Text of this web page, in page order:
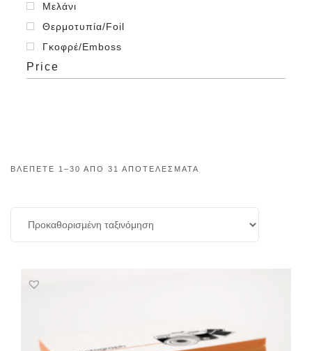
Μελάνι
Θερμοτυπία/Foil
Γκοφρέ/Emboss
Price
ΒΛΈΠΕΤΕ 1–30 ΑΠΌ 31 ΑΠΟΤΕΛΈΣΜΑΤΑ